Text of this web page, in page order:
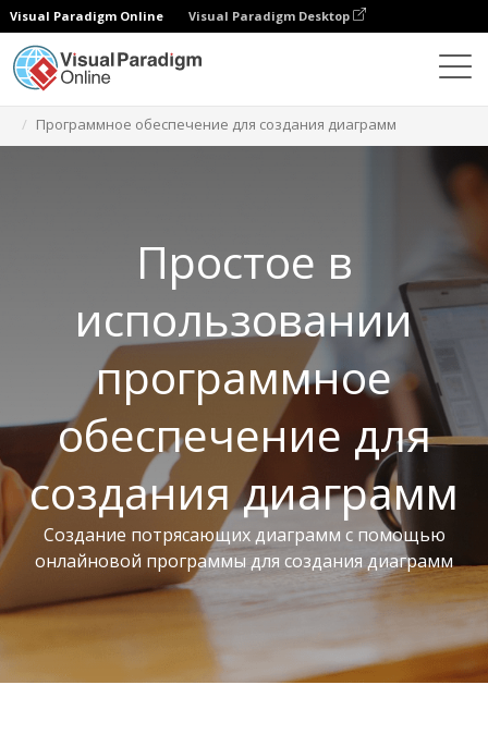
Visual Paradigm Online Visual Paradigm Desktop
Программное обеспечение для создания диаграмм
Простое в
использовании
программное
обеспечение для
создания диаграмм
Создание потрясающих диаграмм с помощью
онлайновой программы для создания диаграмм